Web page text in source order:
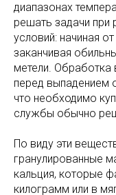
диапазонах
решать задачи при
условий: начиная
заканчивая
метели.
перед выпадением
что необходимо
службы обычно
По виду эти
гранулированные
кальция, которые
килограмм или в